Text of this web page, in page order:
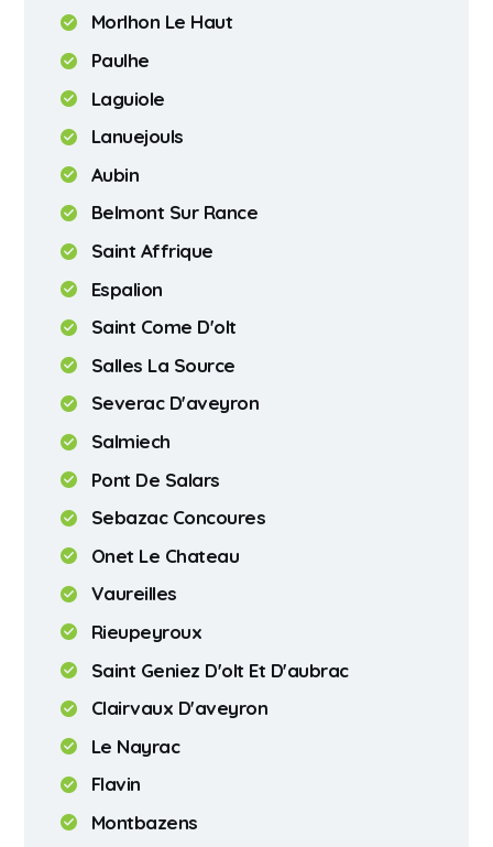
Morlhon Le Haut
Paulhe
Laguiole
Lanuejouls
Aubin
Belmont Sur Rance
Saint Affrique
Espalion
Saint Come D'olt
Salles La Source
Severac D'aveyron
Salmiech
Pont De Salars
Sebazac Concoures
Onet Le Chateau
Vaureilles
Rieupeyroux
Saint Geniez D'olt Et D'aubrac
Clairvaux D'aveyron
Le Nayrac
Flavin
Montbazens